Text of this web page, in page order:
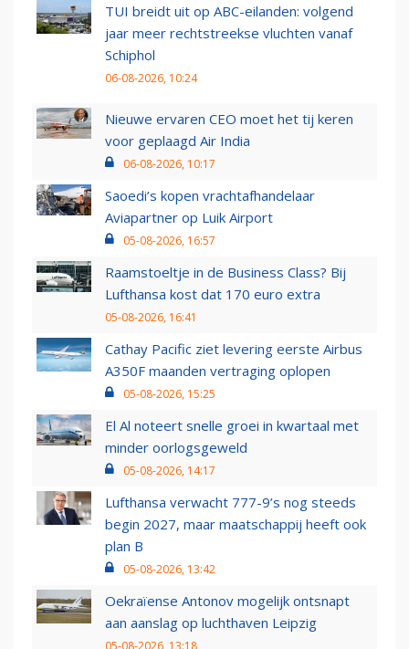
TUI breidt uit op ABC-eilanden: volgend
jaar meer rechtstreekse vluchten vanaf
Schiphol
06-08-2026, 10:24
Nieuwe ervaren CEO moet het tij keren
voor geplaagd Air India
06-08-2026, 10:17
Saoedi’s kopen vrachtafhandelaar
Aviapartner op Luik Airport
05-08-2026, 16:57
Raamstoeltje in de Business Class? Bij
Lufthansa kost dat 170 euro extra
05-08-2026, 16:41
Cathay Pacific ziet levering eerste Airbus
A350F maanden vertraging oplopen
05-08-2026, 15:25
El Al noteert snelle groei in kwartaal met
minder oorlogsgeweld
05-08-2026, 14:17
Lufthansa verwacht 777-9’s nog steeds
begin 2027, maar maatschappij heeft ook
plan B
05-08-2026, 13:42
Oekraïense Antonov mogelijk ontsnapt
aan aanslag op luchthaven Leipzig
05-08-2026, 13:18